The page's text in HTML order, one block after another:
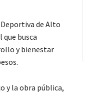
de Alto
busca
y bienestar
y la obra pública,